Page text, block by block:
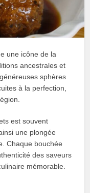
une icône de la
ancestrales et
sphères
à la perfection,
est souvent
une plongée
Chaque bouchée
des saveurs
mémorable.